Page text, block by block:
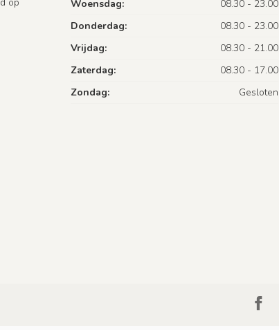
Woensdag:
08.30 - 23.00
Donderdag:
08.30 - 23.00
Vrijdag:
08.30 - 21.00
Zaterdag:
08.30 - 17.00
Zondag:
Gesloten